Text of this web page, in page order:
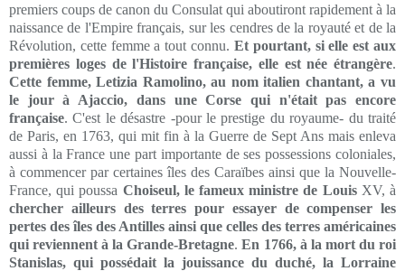
premiers coups de canon du Consulat qui aboutiront rapidement à la
naissance de l'Empire français, sur les cendres de la royauté et de la
Révolution, cette femme a tout connu. Et pourtant, si elle est aux
premières loges de l'Histoire française, elle est née étrangère.
Cette femme, Letizia Ramolino, au nom italien chantant, a vu
le jour à Ajaccio, dans une Corse qui n'était pas encore
française. C'est le désastre -pour le prestige du royaume- du traité
de Paris, en 1763, qui mit fin à la Guerre de Sept Ans mais enleva
aussi à la France une part importante de ses possessions coloniales,
à commencer par certaines îles des Caraïbes ainsi que la Nouvelle-
France, qui poussa Choiseul, le fameux ministre de LouisXV, à
chercher ailleurs des terres pour essayer de compenser les
pertes des îles des Antilles ainsi que celles des terres américaines
qui reviennent à la Grande-Bretagne.En 1766, à la mort du roi
Stanislas, qui possédait la jouissance du duché, la Lorraine